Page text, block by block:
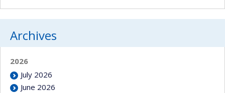
Archives
2026
July 2026
June 2026